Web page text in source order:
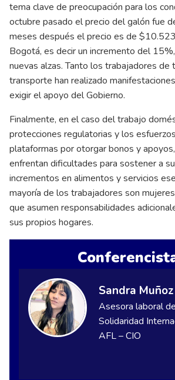
tema clave de preocupación para los
octubre pasado el precio del galón fue
meses después el precio es de
Bogotá, es decir un incremento del
nuevas alzas. Tanto los trabajadores de
transporte han realizado
exigir el apoyo del Gobierno.
Finalmente, en el caso del trabajo
protecciones regulatorias y los
plataformas por otorgar bonos y
enfrentan dificultades para sostener a
incrementos en alimentos y servicios
mayoría de los trabajadores son
que asumen responsabilidades
sus propios hogares.
Sandra
Asesora laboral
Solidaridad
AFL – CIO